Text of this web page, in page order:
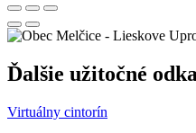
Ďalšie užitočné
Virtuálny cintorín